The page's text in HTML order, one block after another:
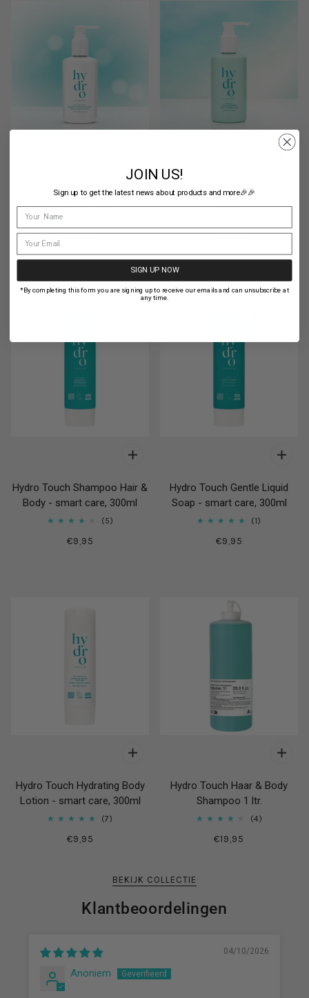
Hydro Touch Hydrating Hand
& Bodylotion 300ml
Hydro Touch Conditioner
300ml
Hydro Touch Shampoo Hair &
Body - smart care, 300ml
5
€9,95
Hydro Touch Gentle Liquid
Soap - smart care, 300ml
1
€9,95
Hydro Touch Hydrating Body
Lotion - smart care, 300ml
7
€9,95
Hydro Touch Haar & Body
Shampoo 1 ltr.
4
€19,95
BEKIJK COLLECTIE
Klantbeoordelingen
04/10/2026
Anoniem
JOIN US!
Sign up to get the latest news about products and more🎉🎉
SIGN UP NOW
*By completing this form you are signing up to receive our emails and can unsubscribe at
any time.